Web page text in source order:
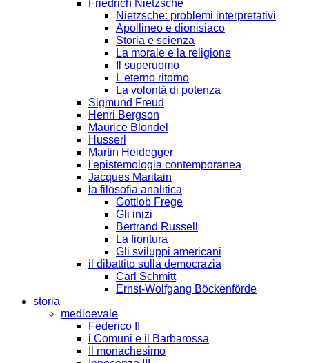
Friedrich Nietzsche
Nietzsche: problemi interpretativi
Apollineo e dionisiaco
Storia e scienza
La morale e la religione
Il superuomo
L'eterno ritorno
La volontà di potenza
Sigmund Freud
Henri Bergson
Maurice Blondel
Husserl
Martin Heidegger
l'epistemologia contemporanea
Jacques Maritain
la filosofia analitica
Gottlob Frege
Gli inizi
Bertrand Russell
La fioritura
Gli sviluppi americani
il dibattito sulla democrazia
Carl Schmitt
Ernst-Wolfgang Böckenförde
storia
medioevale
Federico II
i Comuni e il Barbarossa
Il monachesimo